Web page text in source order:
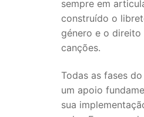
sempre em
construído o
género e o direito
canções.
Todas as fases
um apoio
sua